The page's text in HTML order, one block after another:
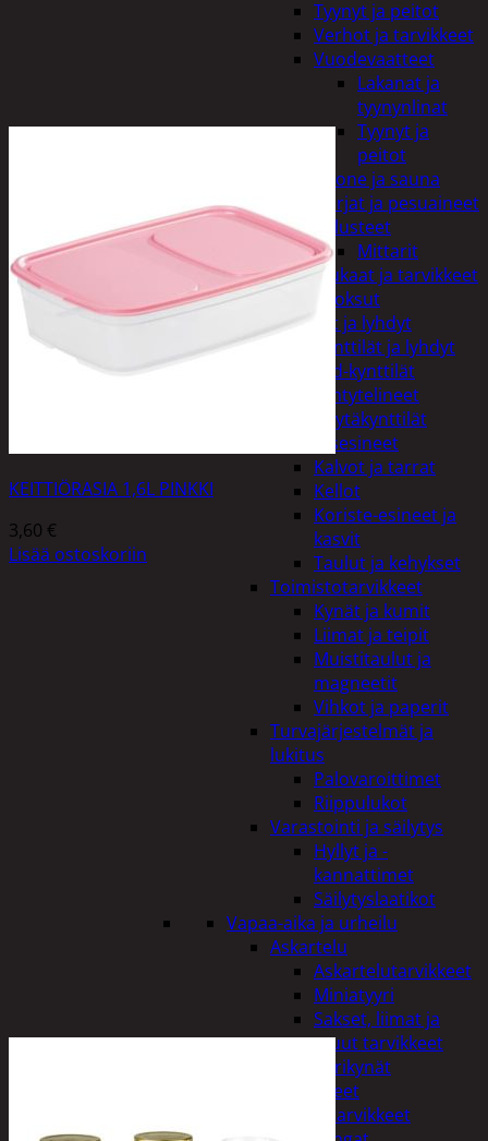
Tyynyt ja peitot
Verhot ja tarvikkeet
Vuodevaatteet
Lakanat ja
tyynynlinat
Tyynyt ja
peitot
Kylpyhuone ja sauna
Harjat ja pesuaineet
Kalusteet
Mittarit
Kiukaat ja tarvikkeet
Tuoksut
Kynttilät ja lyhdyt
Kynttilät ja lyhdyt
Led-kynttilät
Lyhtytelineet
Pöytäkynttilät
Sisustusesineet
Kalvot ja tarrat
Kellot
Koriste-esineet ja
kasvit
Taulut ja kehykset
Toimistotarvikkeet
Kynät ja kumit
Liimat ja teipit
Muistitaulut ja
magneetit
Vihkot ja paperit
Turvajärjestelmät ja
lukitus
Palovaroittimet
Riippulukot
Varastointi ja säilytys
Hyllyt ja -
kannattimet
Säilytyslaatikot
Vapaa-aika ja urheilu
Askartelu
Askartelutarvikkeet
Miniatyyri
Sakset, liimat ja
muut tarvikkeet
Värikynät
Harrasteet
Käsityötarvikkeet
KEITTIÖRASIA 1,6L PINKKI
3,60 €
Lisää ostoskoriin